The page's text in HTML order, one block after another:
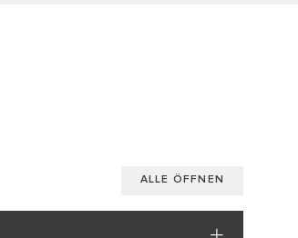
ALLE ÖFFNEN